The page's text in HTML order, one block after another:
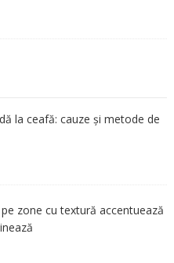
la ceafă: cauze și metode de
zone cu textură accentuează